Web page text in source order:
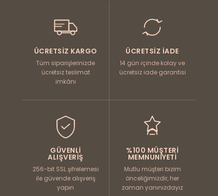
ÜCRETSIZ KARGO
Tüm siparişlerinizde
ücretsiz teslimat
imkânı
ÜCRETSIZ İADE
14 gün içinde kolay ve
ücretsiz iade garantisi
GÜVENLI
ALIŞVERIŞ
256-bit SSL şifrelemesi
ile güvende alışveriş
yapın
%100 MÜŞTERI
MEMNUNIYETI
Mutlu müşteri bizim
önceliğimizdir, her
zaman yanınızdayız